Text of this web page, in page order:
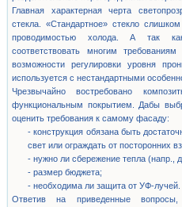
Главная характерная черта
стекла. «Стандартное» стекло
проводимостью холода. А так
соответствовать многим
возможности регулировки уровня
используется с нестандартными
Чрезвычайно востребовано
функциональным покрытием. Дабы
оценить требования к самому фасаду:
- конструкция обязана быть
свет или ограждать от посторонних
- нужно ли сбережение тепла (напр.,
- размер бюджета;
- необходима ли защита от УФ-лучей.
Ответив на приведенные